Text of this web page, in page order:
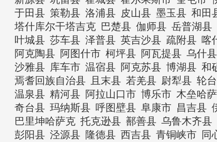
于田县 策勒县 洛浦县 皮山县 墨玉县 和田
塔什库尔干塔吉克 巴楚县 伽师县 岳普湖县
叶城县 莎车县 泽普县 英吉沙县 疏附县 喀
阿克陶县 阿图什市 柯坪县 阿瓦提县 乌什县
沙雅县 库车市 温宿县 阿克苏县 博湖县 和
焉耆回族自治县
且末县 若羌县 尉犁县 轮
温泉县 精河县 阿拉山口市 博乐市 木垒哈
奇台县 玛纳斯县 呼图壁县 阜康市 昌吉县
巴里坤哈萨克 托克逊县 鄯善县 乌鲁木齐县
彭阳县 泾源县 隆德县 西吉县 青铜峡市 同